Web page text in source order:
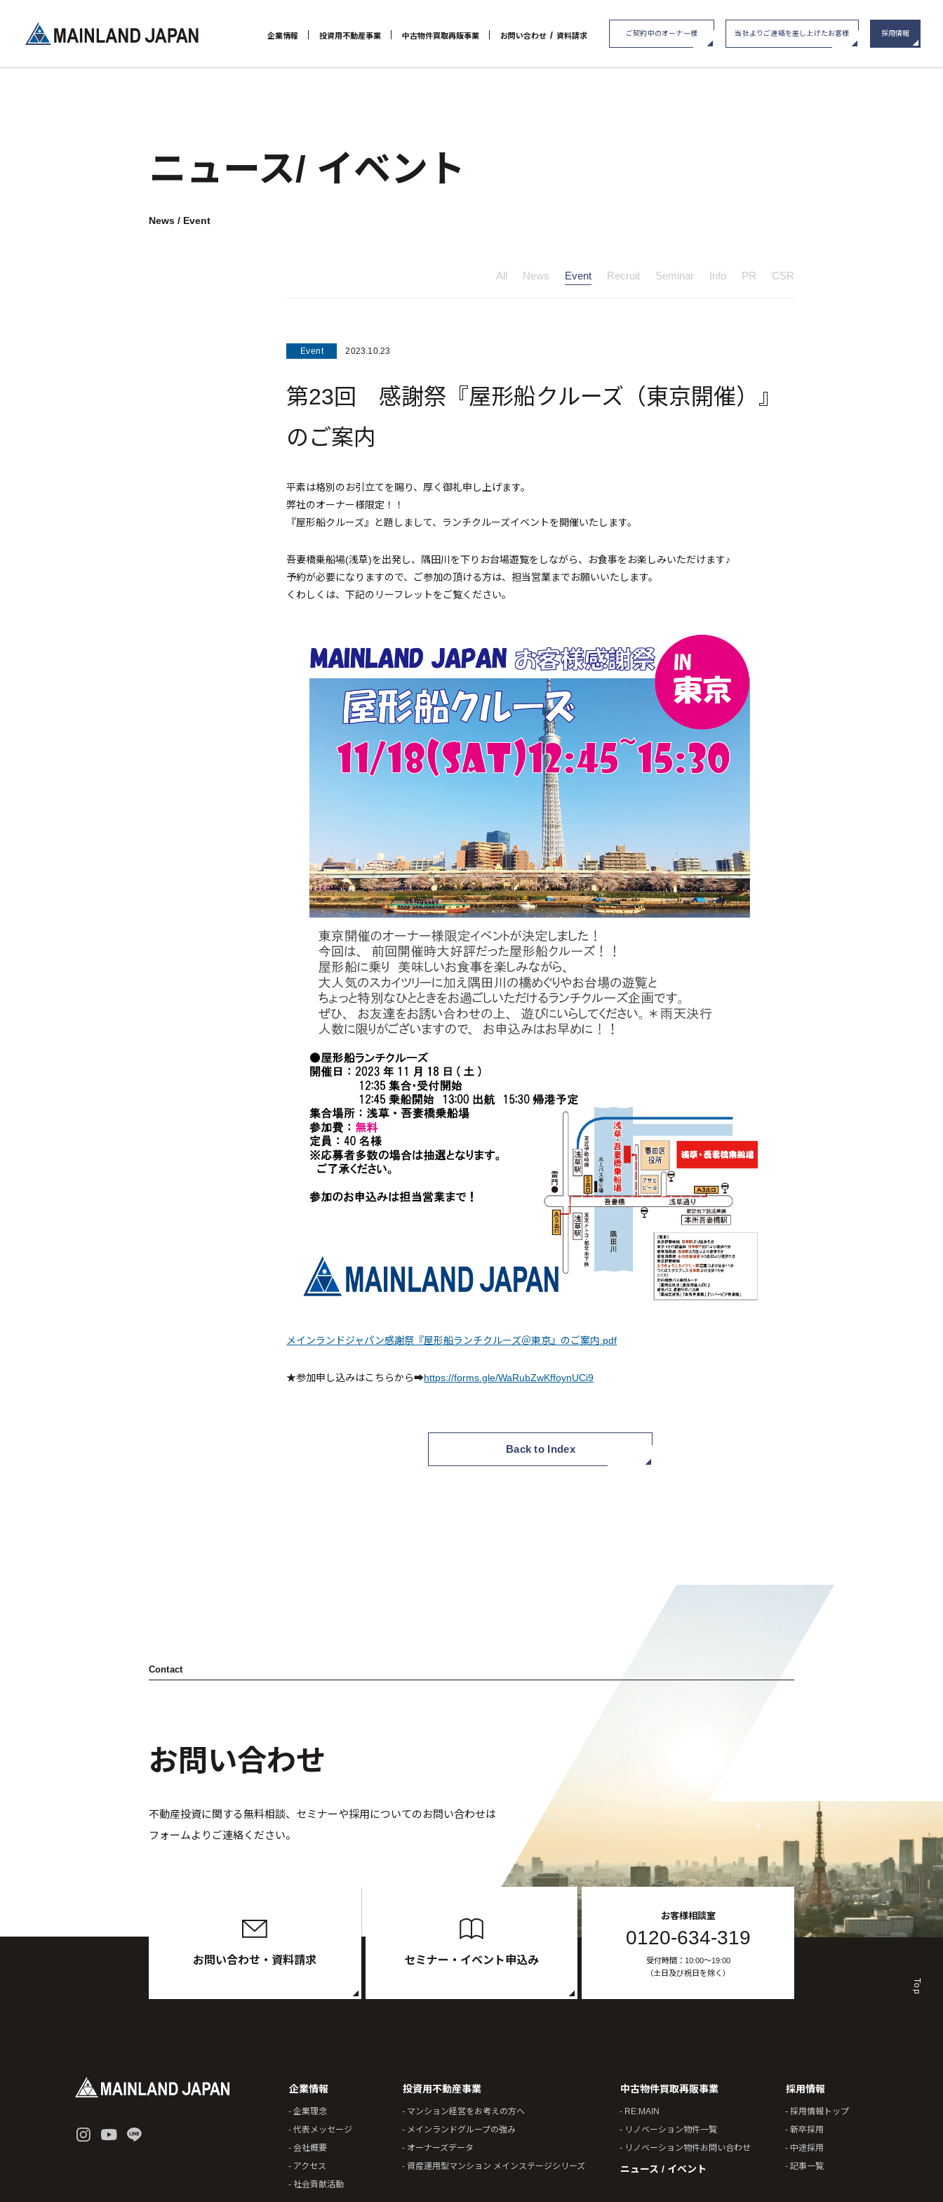
企業情報 投資用不動産事業 中古物件買取再販事業 お問い合わせ / 資料請求 ご契約中のオーナー様 当社よりご連絡を差し上げたお客様 採用情報
ニュース/ イベント
News / Event
All News Event Recruit Seminar Info PR CSR
Event 2023.10.23
第23回 感謝祭『屋形船クルーズ（東京開催）』
のご案内
平素は格別のお引立てを賜り、厚く御礼申し上げます。
弊社のオーナー様限定！！
『屋形船クルーズ』と題しまして、ランチクルーズイベントを開催いたします。
吾妻橋乗船場(浅草)を出発し、隅田川を下りお台場遊覧をしながら、お食事をお楽しみいただけます♪
予約が必要になりますので、ご参加の頂ける方は、担当営業までお願いいたします。
くわしくは、下記のリーフレットをご覧ください。
メインランドジャパン感謝祭『屋形船ランチクルーズ＠東京』のご案内.pdf
★参加申し込みはこちらから➡https://forms.gle/WaRubZwKffoynUCi9
Back to Index
Contact
お問い合わせ
不動産投資に関する無料相談、セミナーや採用についてのお問い合わせは
フォームよりご連絡ください。
お問い合わせ・資料請求 セミナー・イベント申込み
お客様相談室
0120-634-319
受付時間：10:00〜19:00
（土日及び祝日を除く）
企業情報
- 企業理念
- 代表メッセージ
- 会社概要
- アクセス
- 社会貢献活動
投資用不動産事業
- マンション経営をお考えの方へ
- メインランドグループの強み
- オーナーズデータ
- 資産運用型マンション メインステージシリーズ
中古物件買取再販事業
- RE:MAIN
- リノベーション物件一覧
- リノベーション物件お問い合わせ
ニュース / イベント
採用情報
- 採用情報トップ
- 新卒採用
- 中途採用
- 記事一覧
Top